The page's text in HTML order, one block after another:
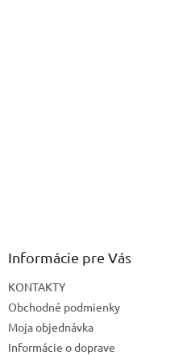
Informácie pre Vás
KONTAKTY
Obchodné podmienky
Moja objednávka
Informácie o doprave